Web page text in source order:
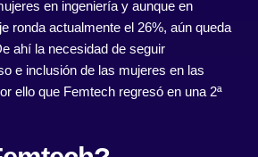
en ingeniería y aunque en
ronda actualmente el 26%, aún queda
ahí la necesidad de seguir
e inclusión de las mujeres en las
ello que Femtech regresó en una 2ª